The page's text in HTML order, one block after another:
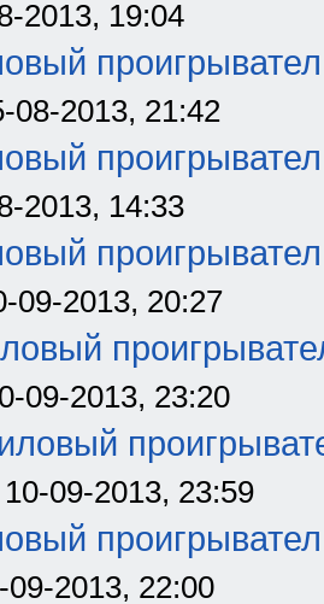
2013, 19:04
08-2013, 21:42
2013, 14:33
09-2013, 20:27
09-2013, 23:20
09-2013, 23:59
2013, 22:00